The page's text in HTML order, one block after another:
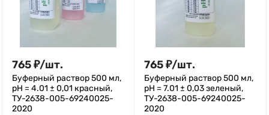
765₽/шт.
Буферный раствор 500 мл,
рН = 4.01 ± 0,01 красный,
ТУ-2638-005-69240025-
2020
765₽/шт.
Буферный раствор 500 мл,
рН = 7.01 ± 0,03 зеленый,
ТУ-2638-005-69240025-
2020